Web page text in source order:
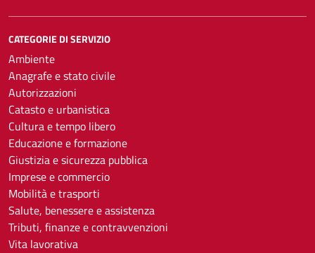
CATEGORIE DI SERVIZIO
Ambiente
Anagrafe e stato civile
Autorizzazioni
Catasto e urbanistica
Cultura e tempo libero
Educazione e formazione
Giustizia e sicurezza pubblica
Imprese e commercio
Mobilità e trasporti
Salute, benessere e assistenza
Tributi, finanze e contravvenzioni
Vita lavorativa